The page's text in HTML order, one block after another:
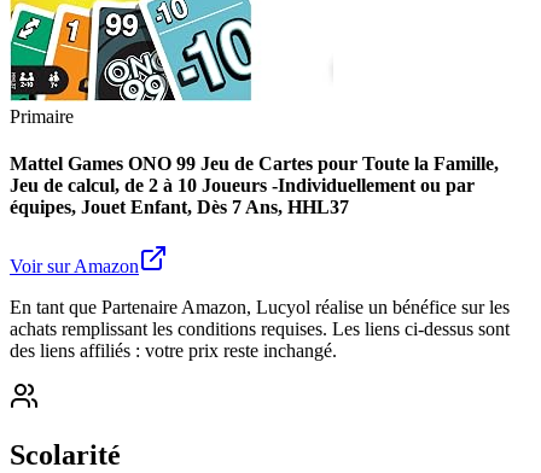
Primaire
Mattel Games ONO 99 Jeu de Cartes pour Toute la Famille,
Jeu de calcul, de 2 à 10 Joueurs -Individuellement ou par
équipes, Jouet Enfant, Dès 7 Ans, HHL37
Voir sur Amazon
En tant que Partenaire Amazon, Lucyol réalise un bénéfice sur les
achats remplissant les conditions requises. Les liens ci-dessus sont
des liens affiliés : votre prix reste inchangé.
Scolarité